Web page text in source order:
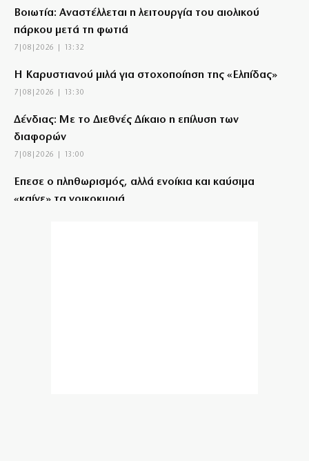
Βοιωτία: Αναστέλλεται η λειτουργία του αιολικού
πάρκου μετά τη φωτιά
7|08|2026 | 13:32
Η Καρυστιανού μιλά για στοχοποίηση της «Ελπίδας»
7|08|2026 | 13:30
Δένδιας: Με το Διεθνές Δίκαιο η επίλυση των
διαφορών
7|08|2026 | 13:00
Έπεσε ο πληθωρισμός, αλλά ενοίκια και καύσιμα
«καίνε» τα νοικοκυριά